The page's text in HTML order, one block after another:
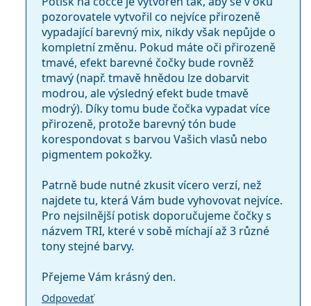
pozorovatele vytvořil co nejvíce přirozeně
vypadající barevný mix, nikdy však nepůjde o
kompletní změnu. Pokud máte oči přirozeně
tmavé, efekt barevné čočky bude rovněž
tmavý (např. tmavě hnědou lze dobarvit
modrou, ale výsledný efekt bude tmavě
modrý). Díky tomu bude čočka vypadat více
přirozeně, protože barevný tón bude
korespondovat s barvou Vašich vlasů nebo
pigmentem pokožky.
Patrně bude nutné zkusit vícero verzí, než
najdete tu, která Vám bude vyhovovat nejvíce.
Pro nejsilnější potisk doporučujeme čočky s
názvem TRI, které v sobě míchají až 3 různé
tony stejné barvy.
Přejeme Vám krásný den.
Odpovedať